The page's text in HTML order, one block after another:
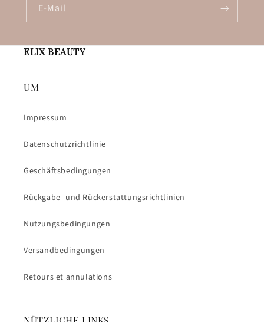
E-Mail
ELIX BEAUTY
UM
Impressum
Datenschutzrichtlinie
Geschäftsbedingungen
Rückgabe- und Rückerstattungsrichtlinien
Nutzungsbedingungen
Versandbedingungen
Retours et annulations